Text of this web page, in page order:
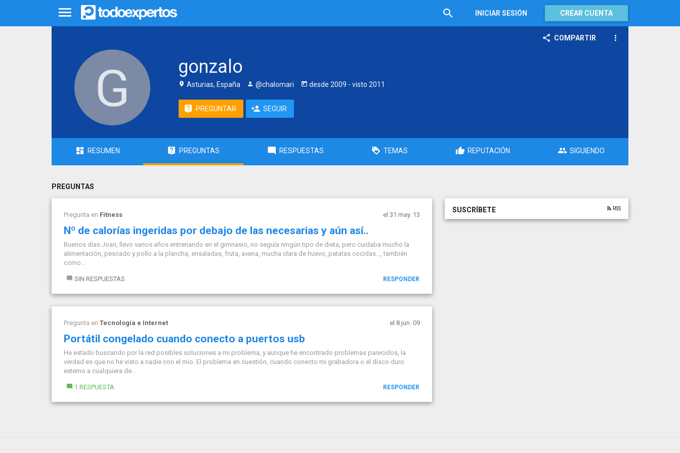
INICIAR SESIÓN CREAR CUENTA
COMPARTIR
gonzalo
Asturias, España @chalomari desde 2009 - visto 2011
PREGUNTAR SEGUIR
RESUMEN PREGUNTAS RESPUESTAS TEMAS REPUTACIÓN SIGUIENDO
PREGUNTAS
Pregunta en Fitness el 31 may. 13
Nº de calorías ingeridas por debajo de las necesarias y aún así..
Buenos días Joan, llevo varios años entrenando en el gimnasio, no seguía ningún tipo de dieta, pero cuidaba mucho la
alimentación, pescado y pollo a la plancha, ensaladas, fruta, avena, mucha clara de huevo, patatas cocidas..., también
como...
SIN RESPUESTAS RESPONDER
Pregunta en Tecnología e Internet el 8 jun. 09
Portátil congelado cuando conecto a puertos usb
He estado buscando por la red posibles soluciones a mi problema, y aunque he encontrado problemas parecidos, la
verdad es que no he visto a nadie con el mio. El problema en cuestión, cuando conecto mi grabadora o el disco duro
externo a cualquiera de...
1 RESPUESTA RESPONDER
SUSCRÍBETE RSS